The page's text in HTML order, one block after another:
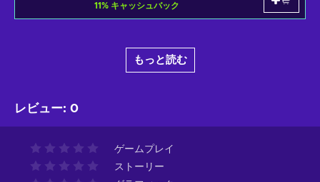
11% キャッシュバック
もっと読む
レビュー: 0
ゲームプレイ
ストーリー